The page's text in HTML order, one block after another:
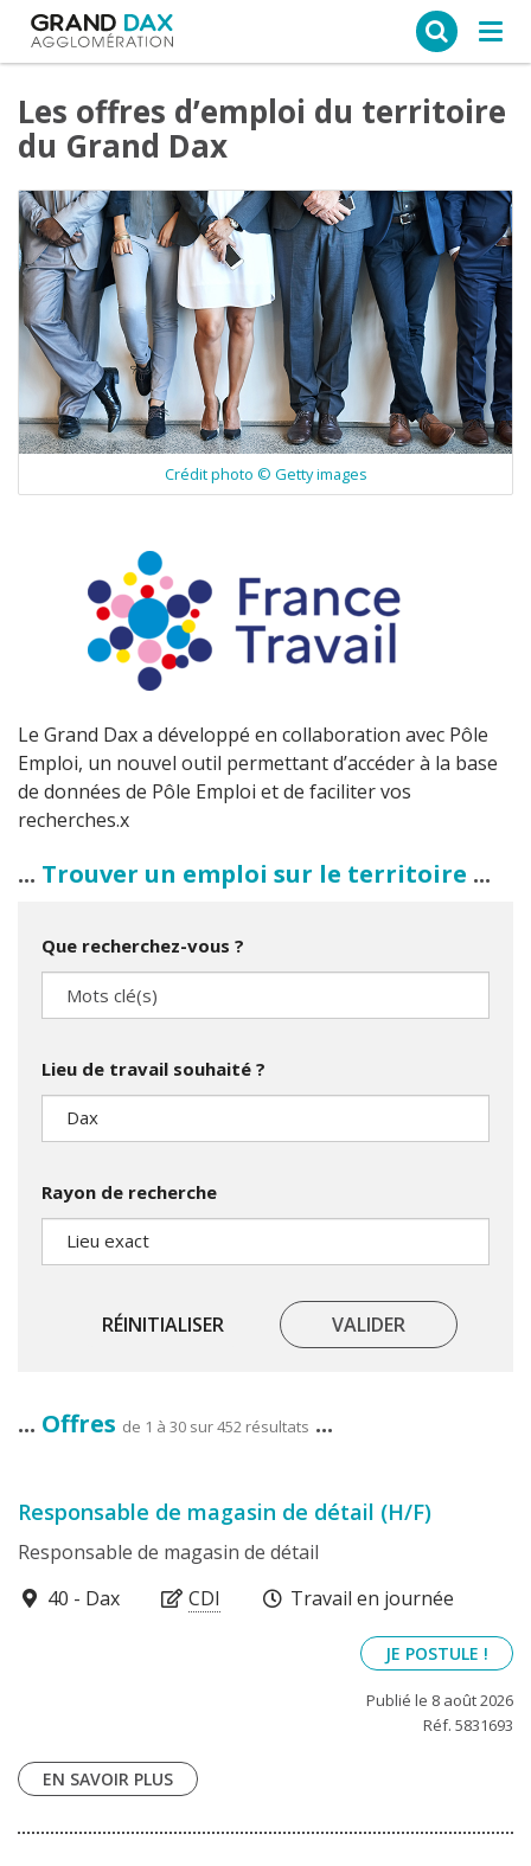
Les offres d’emploi du territoire
du Grand Dax
Crédit photo © Getty images
Le Grand Dax a développé en collaboration avec Pôle
Emploi, un nouvel outil permettant d’accéder à la base
de données de Pôle Emploi et de faciliter vos
recherches.x
Trouver un emploi sur le territoire
Que recherchez-vous ?
Lieu de travail souhaité ?
Rayon de recherche
RÉINITIALISER VALIDER
Offres de 1 à 30 sur 452 résultats
Responsable de magasin de détail (H/F)
Responsable de magasin de détail
40100
40 - Dax CDI Travail en journée
JE POSTULE !
Publié le 8 août 2026
Réf. 5831693
EN SAVOIR PLUS